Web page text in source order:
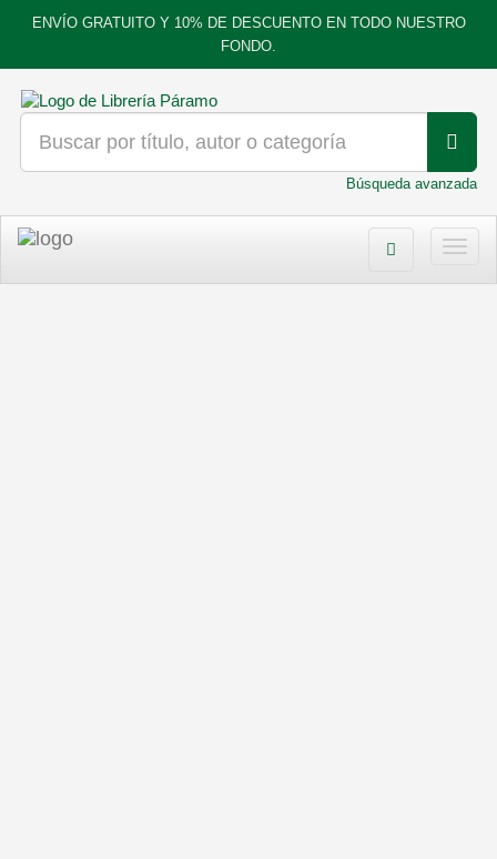
ENVÍO GRATUITO Y 10% DE DESCUENTO EN TODO NUESTRO
FONDO.
Búsqueda avanzada